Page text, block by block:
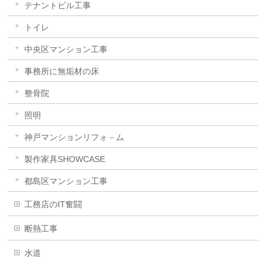
テナントビル工事
トイレ
中央区マンション工事
事務所に無垢材の床
整骨院
照明
神戸マンションリフォ－ム
製作家具SHOWCASE
都島区マンション工事
工務店のIT奮闘
断熱工事
水道